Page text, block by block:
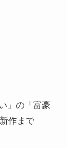
」の「富豪
作まで